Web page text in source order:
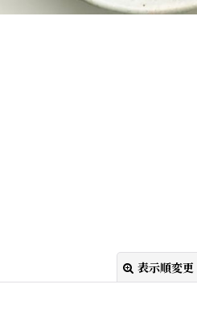
表示順変更